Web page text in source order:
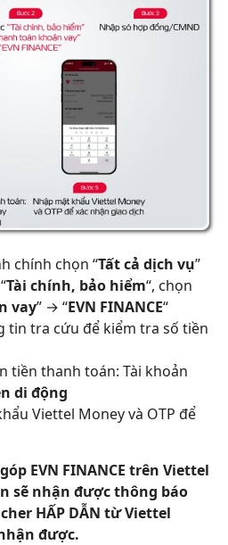
chính chọn “Tất cả dịch vụ”
Tài chính, bảo hiểm“, chọn
vay” → “EVN FINANCE“
tin tra cứu để kiểm tra số tiền
tiền thanh toán: Tài khoản
di động
Viettel Money và OTP để
EVN FINANCE trên Viettel
sẽ nhận được thông báo
HẤP DẪN từ Viettel
được.